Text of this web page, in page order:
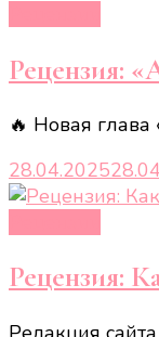
Рецензия:
🔥 Новая
28.04.2025
Рецензия: